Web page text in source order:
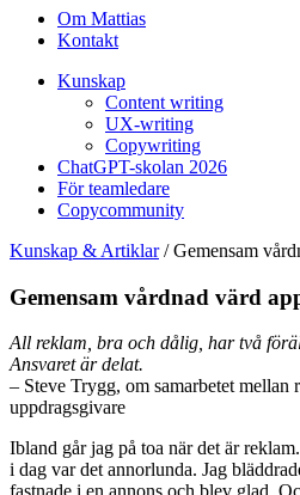
Om Mattias
Kontakt
Kunskap
Content writing
UX-writing
Copywriting
ChatGPT-skolan 2026
För teamledare
Copycommunity
Kunskap & Artiklar/Gemensam
Gemensam vårdnad värd
All reklam, bra och dålig, har två
Ansvaret är delat.
– Steve Trygg, om samarbetet mellan
uppdragsgivare
Ibland går jag på toa när det är
i dag var det annorlunda. Jag